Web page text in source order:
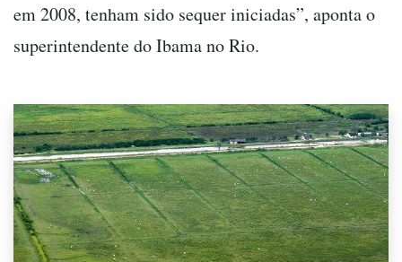
em 2008, tenham sido sequer iniciadas”, aponta o
superintendente do Ibama no Rio.